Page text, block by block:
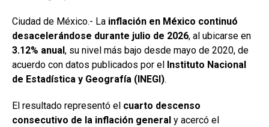
Ciudad de México.- La inflación en México continuó
desacelerándose durante julio de 2026, al ubicarse en
3.12% anual , su nivel más bajo desde mayo de 2020, de
acuerdo con datos publicados por el
Instituto Nacional
de Estadística y Geografía (INEGI).
El resultado representó el cuarto descenso
consecutivo de la inflación general y acercó el